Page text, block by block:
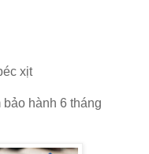
xịt
hành 6 tháng